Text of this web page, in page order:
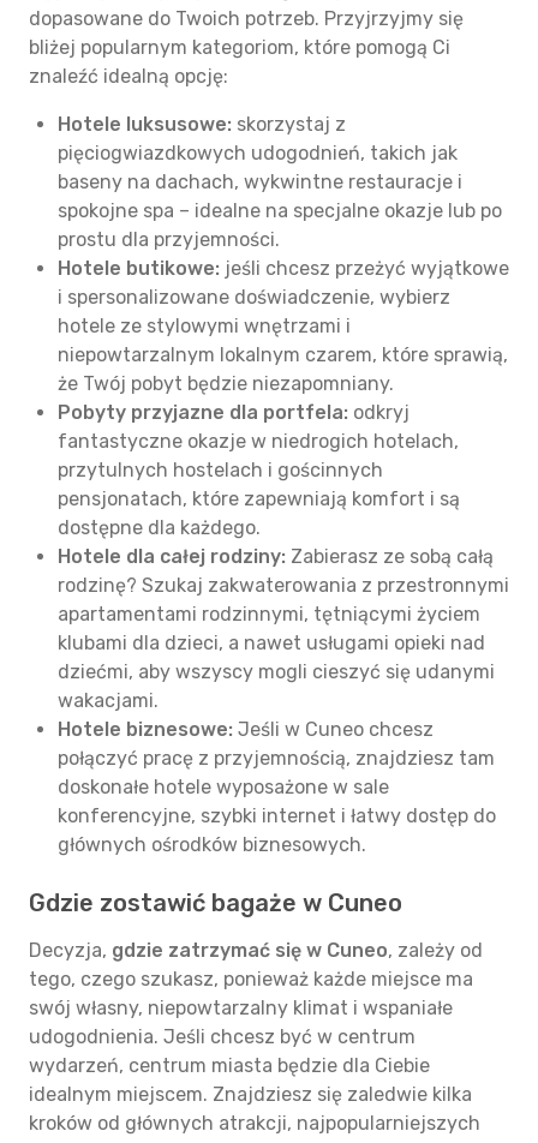
dopasowane do Twoich potrzeb. Przyjrzyjmy się
bliżej popularnym kategoriom, które pomogą Ci
znaleźć idealną opcję:
Hotele luksusowe: skorzystaj z
pięciogwiazdkowych udogodnień, takich jak
baseny na dachach, wykwintne restauracje i
spokojne spa – idealne na specjalne okazje lub po
prostu dla przyjemności.
Hotele butikowe: jeśli chcesz przeżyć wyjątkowe
i spersonalizowane doświadczenie, wybierz
hotele ze stylowymi wnętrzami i
niepowtarzalnym lokalnym czarem, które sprawią,
że Twój pobyt będzie niezapomniany.
Pobyty przyjazne dla portfela: odkryj
fantastyczne okazje w niedrogich hotelach,
przytulnych hostelach i gościnnych
pensjonatach, które zapewniają komfort i są
dostępne dla każdego.
Hotele dla całej rodziny: Zabierasz ze sobą całą
rodzinę? Szukaj zakwaterowania z przestronnymi
apartamentami rodzinnymi, tętniącymi życiem
klubami dla dzieci, a nawet usługami opieki nad
dziećmi, aby wszyscy mogli cieszyć się udanymi
wakacjami.
Hotele biznesowe: Jeśli w Cuneo chcesz
połączyć pracę z przyjemnością, znajdziesz tam
doskonałe hotele wyposażone w sale
konferencyjne, szybki internet i łatwy dostęp do
głównych ośrodków biznesowych.
Gdzie zostawić bagaże w Cuneo
Decyzja, gdzie zatrzymać się w Cuneo, zależy od
tego, czego szukasz, ponieważ każde miejsce ma
swój własny, niepowtarzalny klimat i wspaniałe
udogodnienia. Jeśli chcesz być w centrum
wydarzeń, centrum miasta będzie dla Ciebie
idealnym miejscem. Znajdziesz się zaledwie kilka
kroków od głównych atrakcji, najpopularniejszych